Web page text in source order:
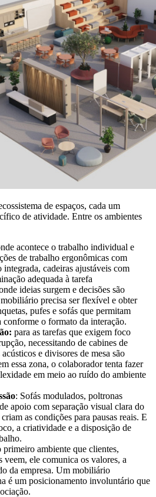
de espaços, cada um
de atividade. Entre os ambientes
acontece o trabalho individual e
de trabalho ergonômicas com
integrada, cadeiras ajustáveis com
adequada à tarefa
ideias surgem e decisões são
precisa ser flexível e obter
pufes e sofás que permitam
o formato da interação.
para as tarefas que exigem foco
necessitando de cabines de
e divisores de mesa são
essa zona, o colaborador tenta fazer
em meio ao ruído do ambiente
: Sofás modulados, poltronas
apoio com separação visual clara do
as condições para pausas reais. E
a criatividade e a disposição de
primeiro ambiente que clientes,
veem, ele comunica os valores, a
da empresa. Um mobiliário
é um posicionamento involuntário que